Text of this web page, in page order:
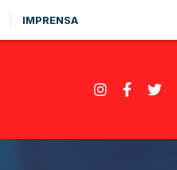
IMPRENSA